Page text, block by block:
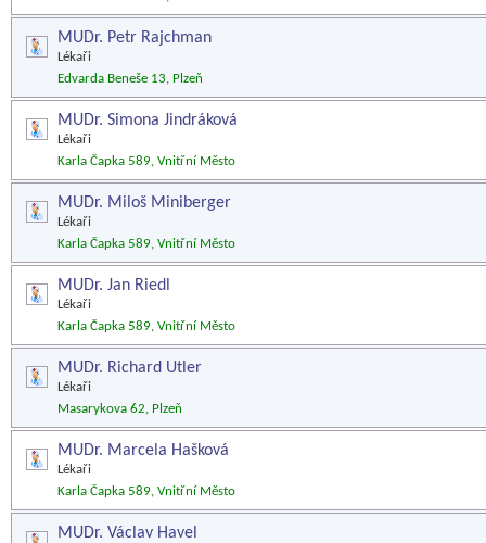
MUDr. Petr Rajchman
Lékaři
Edvarda Beneše 13, Plzeň
MUDr. Simona Jindráková
Lékaři
Karla Čapka 589, Vnitřní Město
MUDr. Miloš Miniberger
Lékaři
Karla Čapka 589, Vnitřní Město
MUDr. Jan Riedl
Lékaři
Karla Čapka 589, Vnitřní Město
MUDr. Richard Utler
Lékaři
Masarykova 62, Plzeň
MUDr. Marcela Hašková
Lékaři
Karla Čapka 589, Vnitřní Město
MUDr. Václav Havel